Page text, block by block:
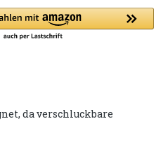
da verschluckbare